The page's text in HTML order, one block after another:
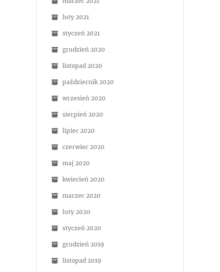
luty 2021
styczeń 2021
grudzień 2020
listopad 2020
październik 2020
wrzesień 2020
sierpień 2020
lipiec 2020
czerwiec 2020
maj 2020
kwiecień 2020
marzec 2020
luty 2020
styczeń 2020
grudzień 2019
listopad 2019